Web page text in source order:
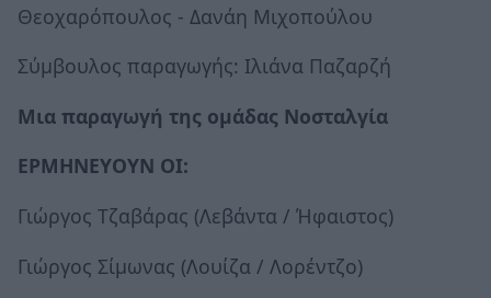
Θεοχαρόπουλος - Δανάη Μιχοπούλου
Σύμβουλος παραγωγής: Ιλιάνα Παζαρζή
Μια παραγωγή της ομάδας Νοσταλγία
ΕΡΜΗΝΕΥΟΥΝ ΟΙ:
Γιώργος Τζαβάρας (Λεβάντα / Ήφαιστος)
Γιώργος Σίμωνας (Λουίζα / Λορέντζο)